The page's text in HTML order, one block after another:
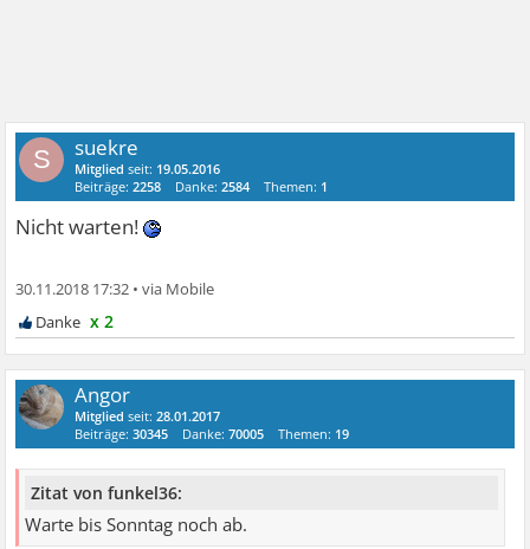
S suekre
Mitglied seit: 19.05.2016
Beiträge:2258 Danke:2584 Themen: 1
Nicht warten!
30.11.2018 17:32 •
x 2
Angor
Mitglied seit:28.01.2017
Beiträge:30345 Danke:70005 Themen: 19
Zitat von funkel36:
Warte bis Sonntag noch ab.